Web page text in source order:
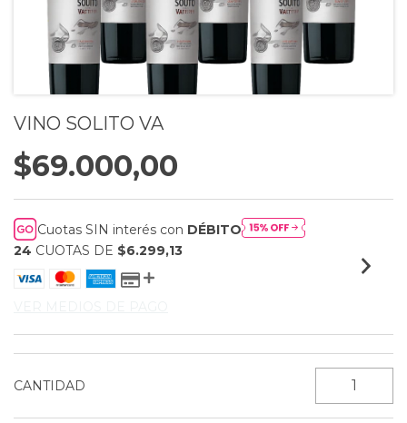
VINO SOLITO VA
$69.000,00
Cuotas SIN interés con DÉBITO
24 CUOTAS DE $6.299,13
CANTIDAD